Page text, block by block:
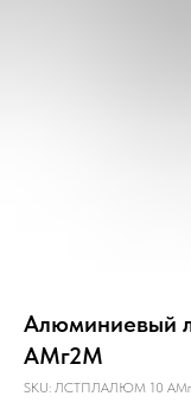
Алюминиевый
АМг2М
SKU: ЛСТПЛАЛЮМ 10